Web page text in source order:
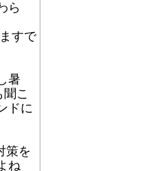
ら
すで
暑
こ
ドに
策を
ね